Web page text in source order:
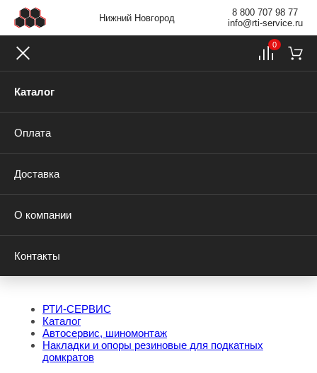
Нижний Новгород
8 800 707 98 77
info@rti-service.ru
Каталог
Оплата
Доставка
О компании
Контакты
0
РТИ-СЕРВИС
Каталог
Автосервис, шиномонтаж
Накладки и опоры резиновые для подкатных
домкратов